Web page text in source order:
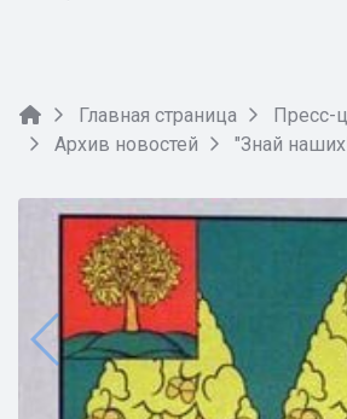
Главная страница Пресс-
Архив новостей
"Знай